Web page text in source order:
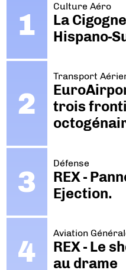
Culture Aéro
La
Hispano-
Transport
trois
Défense
REX -
Ejection.
Aviation
REX - Le
au drame